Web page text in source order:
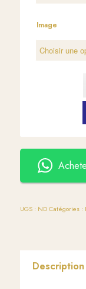
Image
UGS : ND Catégories :
Description